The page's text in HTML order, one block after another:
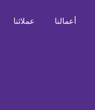
أعمالنا عملائنا